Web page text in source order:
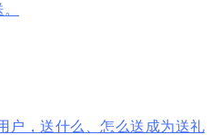
户，送什么、怎么送成为送礼